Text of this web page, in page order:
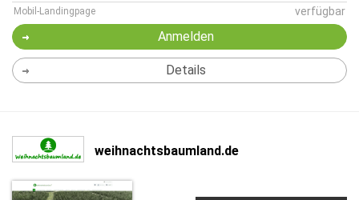
Mobil-Landingpage verfügbar
Anmelden
Details
weihnachtsbaumland.de